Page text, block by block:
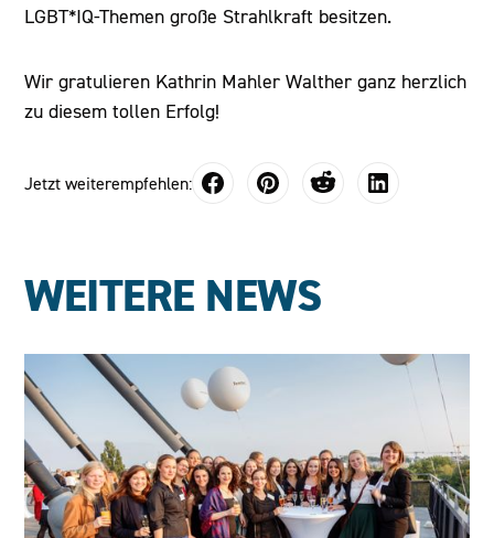
LGBT*IQ-Themen große Strahlkraft besitzen.
Wir gratulieren Kathrin Mahler Walther ganz herzlich
zu diesem tollen Erfolg!
Jetzt weiterempfehlen:
WEITERE NEWS